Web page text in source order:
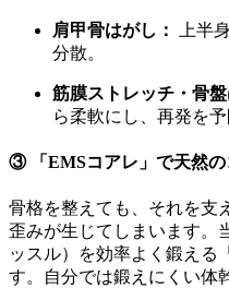
肩甲骨はがし：
上半
分散。
筋膜ストレッチ・骨盤
ら柔軟にし、再発を予
③ 「EMSコアレ」で天然の
骨格を整えても、それを支
歪みが生じてしまいます。
ッスル）を効率よく鍛える
す。自分では鍛えにくい体